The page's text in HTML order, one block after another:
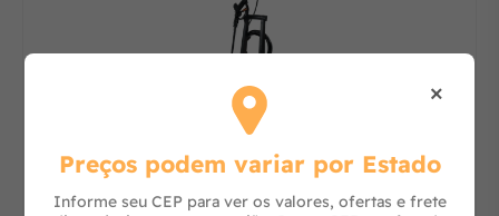
Lavadora de Alta Pressão J6000 M16 Clean
×
Preços podem variar por Estado
Informe seu CEP para ver os valores, ofertas e frete